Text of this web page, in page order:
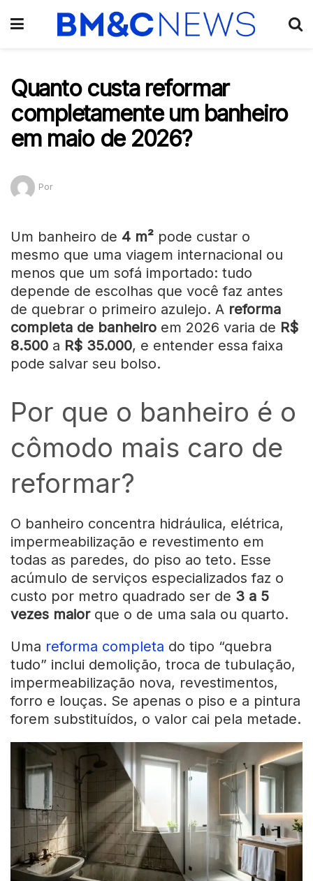
Quanto custa reformar
completamente um banheiro
em maio de 2026?
Por
Um banheiro de 4 m² pode custar o
mesmo que uma viagem internacional ou
menos que um sofá importado: tudo
depende de escolhas que você faz antes
de quebrar o primeiro azulejo. A reforma
completa de banheiro em 2026 varia de R$
8.500 a R$ 35.000, e entender essa faixa
pode salvar seu bolso.
Por que o banheiro é o
cômodo mais caro de
reformar?
O banheiro concentra hidráulica, elétrica,
impermeabilização e revestimento em
todas as paredes, do piso ao teto. Esse
acúmulo de serviços especializados faz o
custo por metro quadrado ser de 3 a 5
vezes maiorque o de uma sala ou quarto.
Uma reforma completa do tipo “quebra
tudo” inclui demolição, troca de tubulação,
impermeabilização nova, revestimentos,
forro e louças. Se apenas o piso e a pintura
forem substituídos, o valor cai pela metade.